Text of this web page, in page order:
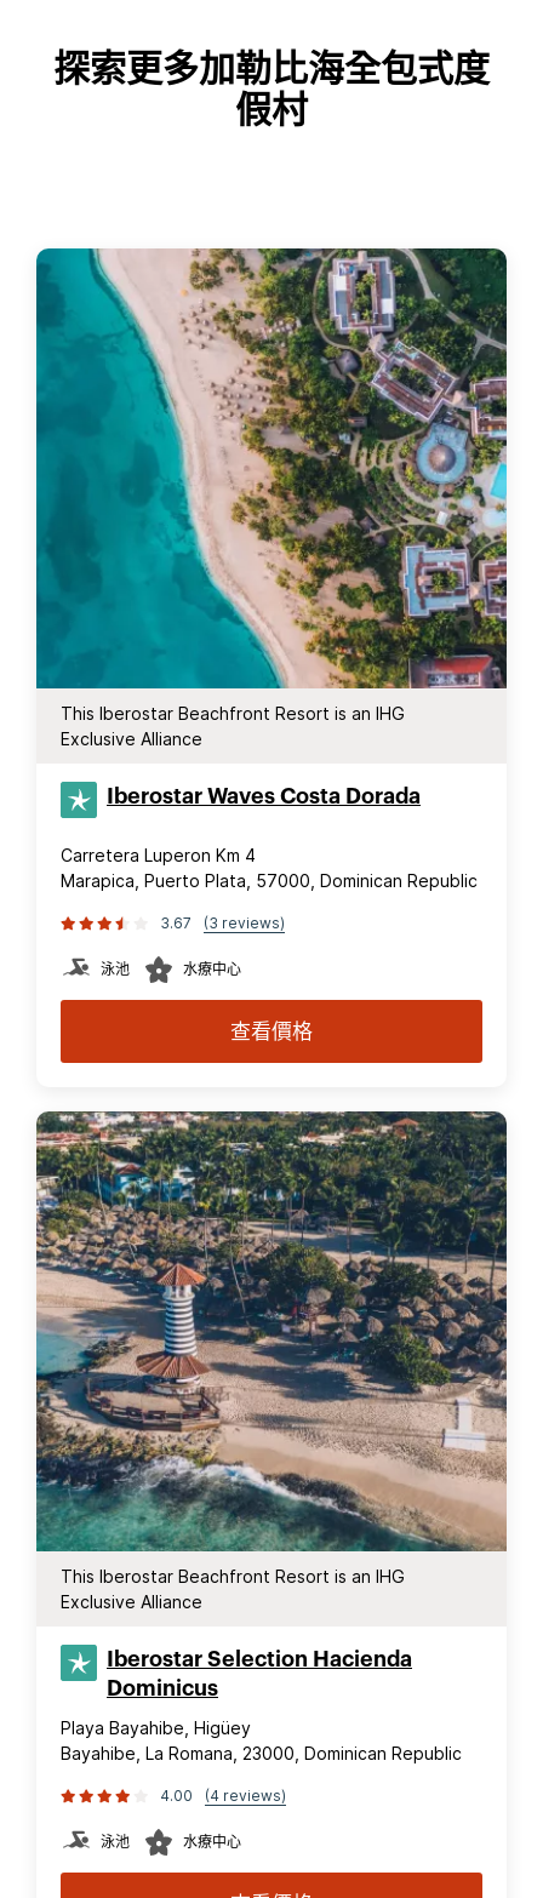
探索更多加勒比海全包式度
假村
This Iberostar Beachfront Resort is an IHG
Exclusive Alliance
Iberostar Waves Costa Dorada
Carretera Luperon Km 4
Marapica, Puerto Plata, 57000, Dominican Republic
3.67 (3 reviews)
泳池 水療中心
查看價格
This Iberostar Beachfront Resort is an IHG
Exclusive Alliance
Iberostar Selection​ Hacienda
Dominicus
Playa Bayahibe, Higüey
Bayahibe, La Romana, 23000, Dominican Republic
4.00 (4 reviews)
泳池 水療中心